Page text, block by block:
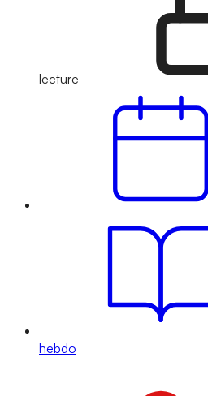
lecture
hebdo